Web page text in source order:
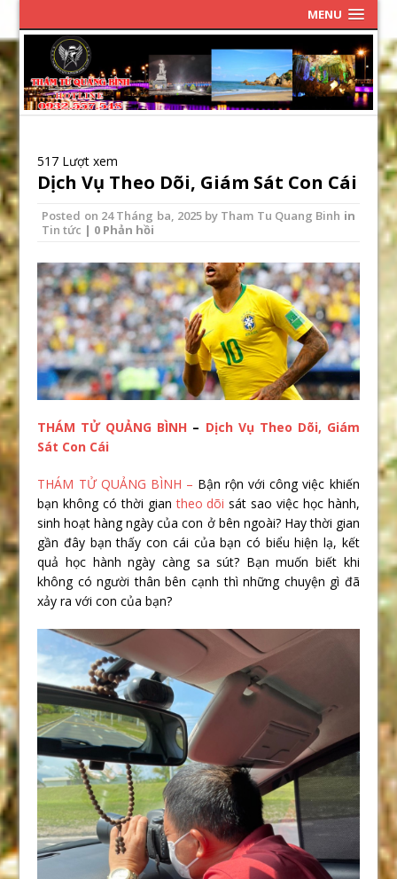
MENU
517 Lượt xem
Dịch Vụ Theo Dõi, Giám Sát Con Cái
Posted on 24 Tháng ba, 2025by Tham Tu Quang Binh in
Tin tức | 0 Phản hồi
THÁM TỬ QUẢNG BÌNH – Dịch Vụ Theo Dõi, Giám
Sát Con Cái
THÁM TỬ QUẢNG BÌNH – Bận rộn với công việc khiến
bạn không có thời giantheo dõi sát sao việc học hành,
sinh hoạt hàng ngày của con ở bên ngoài? Hay thời gian
gần đây bạn thấy con cái của bạn có biểu hiện lạ, kết
quả học hành ngày càng sa sút? Bạn muốn biết khi
không có người thân bên cạnh thì những chuyện gì đã
xảy ra với con của bạn?